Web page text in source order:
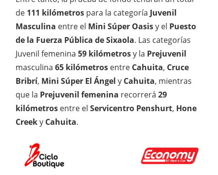
de 111 kilómetros para la categoría Juvenil
Masculina entre el Mini Súper Oasisy el Puesto
de la Fuerza Pública de Sixaola. Las categorías
Juvenil femenina 59 kilómetrosy la Prejuvenil
masculina 65 kilómetros entre Cahuita, Cruce
Bribrí, Mini Súper El Ángel y Cahuita, mientras
que la Prejuvenil femenina recorrerá 29
kilómetros entre el Servicentro Penshurt, Hone
Creeky Cahuita.